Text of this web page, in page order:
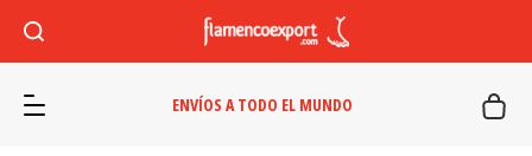
ENVÍOS A TODO EL MUNDO